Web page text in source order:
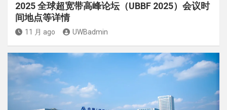
2025 全球超宽带高峰论坛（UBBF 2025）会议时
间地点等详情
11 月 ago UWBadmin